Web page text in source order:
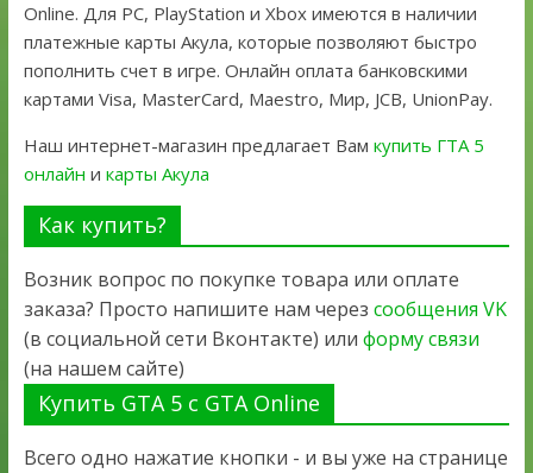
Online. Для PC, PlayStation и Xbox имеются в наличии
платежные карты Акула, которые позволяют быстро
пополнить счет в игре. Онлайн оплата банковскими
картами Visa, MasterCard, Maestro, Мир, JCB, UnionPay.
Наш интернет-магазин предлагает Вам купить ГТА 5
онлайн и карты Акула
Как купить?
Возник вопрос по покупке товара или оплате
заказа? Просто напишите нам через сообщения VK
(в социальной сети Вконтакте) или форму связи
(на нашем сайте)
Купить GTA 5 с GTA Online
Всего одно нажатие кнопки - и вы уже на странице